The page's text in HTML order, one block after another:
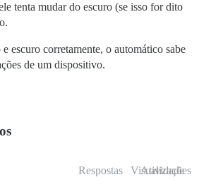
tenta mudar do escuro (se isso for dito
escuro corretamente, o automático sabe
de um dispositivo.
Respostas Visualizações
Atividade